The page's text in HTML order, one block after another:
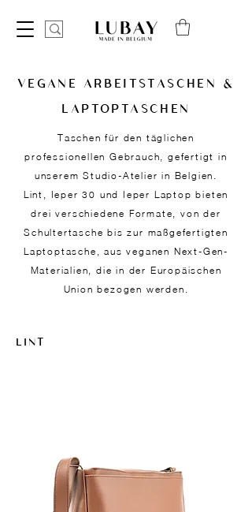
VEGANE ARBEITSTASCHEN &
LAPTOPTASCHEN
Taschen für den täglichen
professionellen Gebrauch, gefertigt in
unserem Studio-Atelier in Belgien.
Lint, Ieper 30 und Ieper Laptop bieten
drei verschiedene Formate, von der
Schultertasche bis zur maßgefertigten
Laptoptasche, aus veganen Next-Gen-
Materialien, die in der Europäischen
Union bezogen werden.
LINT